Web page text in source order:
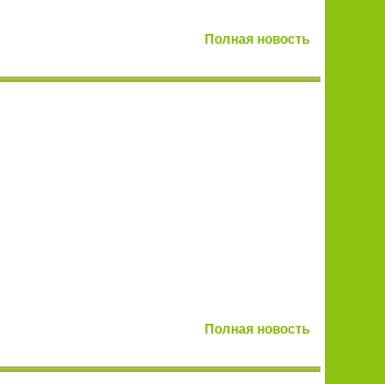
Полная новость
Полная новость